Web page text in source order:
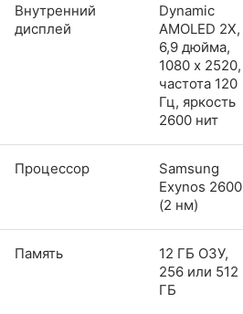
Внутренний
дисплей
Dynamic
AMOLED 2X,
6,9 дюйма,
1080 x 2520,
частота 120
Гц, яркость
2600 нит
Процессор
Samsung
Exynos 2600
(2 нм)
Память
12 ГБ ОЗУ,
256 или 512
ГБ